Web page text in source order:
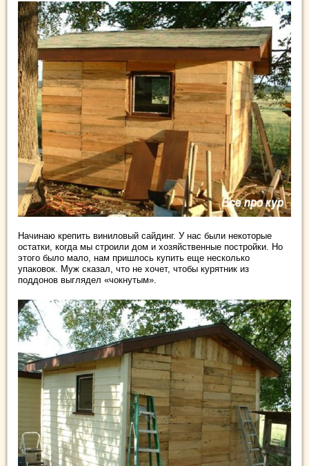
Начинаю крепить виниловый сайдинг. У нас были некоторые
остатки, когда мы строили дом и хозяйственные постройки. Но
этого было мало, нам пришлось купить еще несколько
упаковок. Муж сказал, что не хочет, чтобы курятник из
поддонов выглядел «чокнутым».